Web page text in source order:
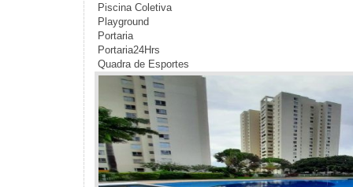
Piscina Coletiva
Playground
Portaria
Portaria24Hrs
Quadra de Esportes